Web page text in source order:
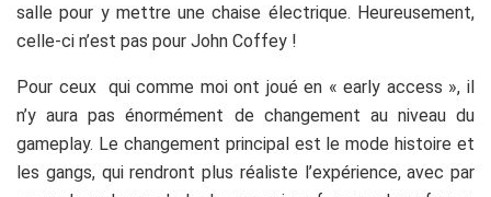
salle pour y mettre une chaise électrique. Heureusement,
celle-ci n’est pas pour John Coffey !
Pour ceux qui comme moi ont joué en « early access », il
n’y aura pas énormément de changement au niveau du
gameplay. Le changement principal est le mode histoire et
les gangs, qui rendront plus réaliste l’expérience, avec par